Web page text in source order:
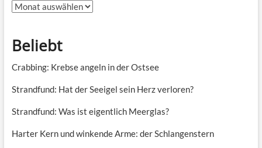
Archiv
Beliebt
Crabbing: Krebse angeln in der Ostsee
Strandfund: Hat der Seeigel sein Herz verloren?
Strandfund: Was ist eigentlich Meerglas?
Harter Kern und winkende Arme: der Schlangenstern